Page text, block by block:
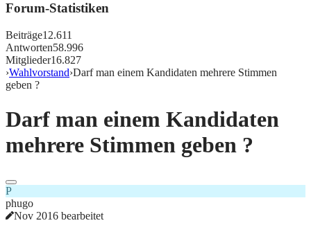
Forum-Statistiken
Beiträge12.611
Antworten58.996
Mitglieder16.827
›Wahlvorstand›Darf man einem Kandidaten mehrere Stimmen
geben ?
Darf man einem Kandidaten
mehrere Stimmen geben ?
P
phugo
Nov 2016 bearbeitet